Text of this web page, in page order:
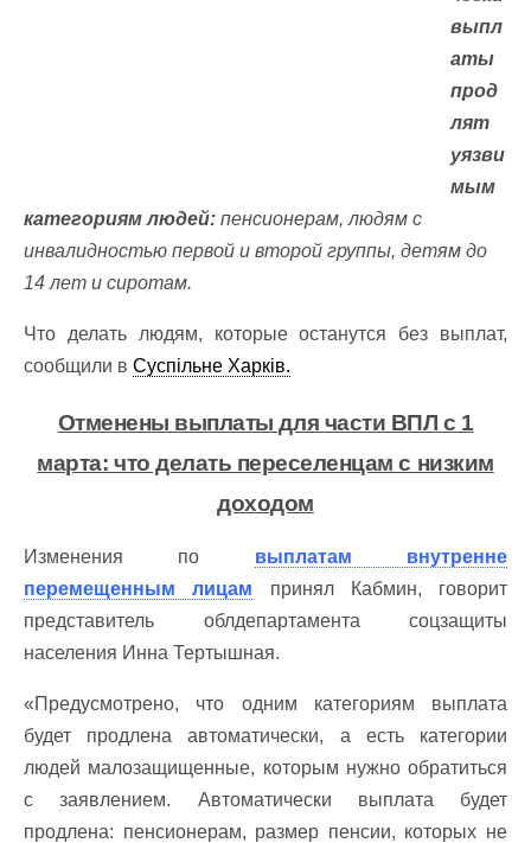
выпл
аты
прод
лят
уязви
мым
категориям людей: пенсионерам, людям с
инвалидностью первой и второй группы, детям до
14 лет и сиротам.
Что делать людям, которые останутся без выплат,
сообщили в Суспільне Харків.
Отменены выплаты для части ВПЛ с 1
марта: что делать переселенцам с низким
доходом
Изменения по выплатам внутренне
перемещенным лицам принял Кабмин, говорит
представитель облдепартамента соцзащиты
населения Инна Тертышная.
«Предусмотрено, что одним категориям выплата
будет продлена автоматически, а есть категории
людей малозащищенные, которым нужно обратиться
с заявлением. Автоматически выплата будет
продлена: пенсионерам, размер пенсии, которых не